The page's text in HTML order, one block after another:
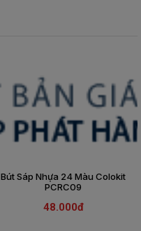
Bút Sáp Nhựa 24 Màu Colokit
PCRC09
48.000đ